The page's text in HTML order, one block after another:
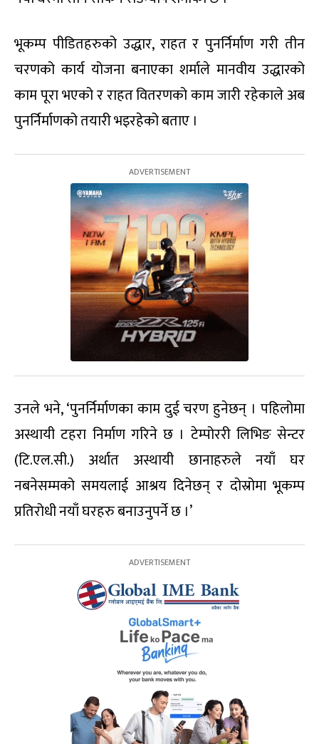
भूकम्प पीडितहरुको उद्धार, राहत र पुनर्निर्माण गरी तीन
चरणको कार्य योजना बनाएका शर्माले मानवीय उद्धारको
काम पूरा भएको र राहत वितरणको काम जारी रहेकाले अब
पुनर्निर्माणको तयारी भइरहेको बताए ।
उनले भने, ‘पुनर्निर्माणका काम दुई चरण हुनेछन् । पहिलोमा
अस्थायी टहरा निर्माण गरिने छ । टेम्पोररी लिभिङ सेन्टर
(टि.एल.सी.) अर्थात अस्थायी छानाहरुले नयाँ घर
नबनेसम्मको समयलाई आश्रय दिनेछन् र दोस्रोमा भूकम्प
प्रतिरोधी नयाँ घरहरु बनाउनुपर्ने छ ।’